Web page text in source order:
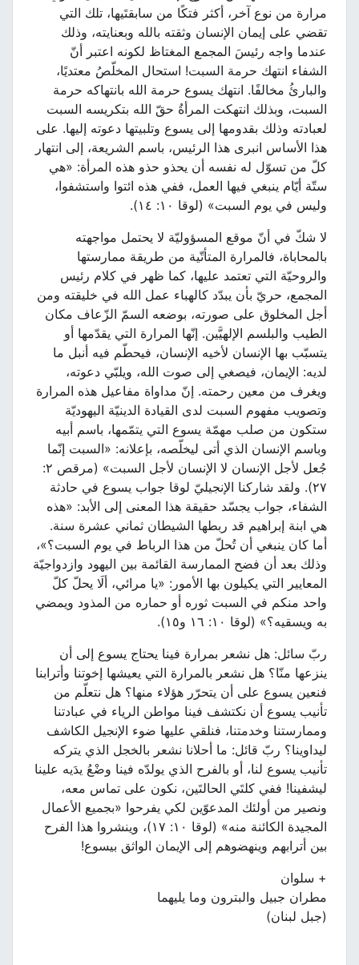
مرارة من نوع آخر، أكثر فتكًا من سابقتَيها، تلك التي
تقضي على إيمان الإنسان وثقته بالله وبعنايته، وذلك
عندما واجه رئيسَ المجمع المغتاظ لكونه اعتبر أنّ
الشفاء انتهك حرمة السبت! استحال المخلّصُ معتديًا،
والبارئُ مخالفًا. انتهك يسوع حرمة الله بانتهاكه حرمة
السبت، وبذلك انتهكت المرأةُ حقّ الله بتكريسه السبت
لعبادته وذلك بقدومها إلى يسوع وتلبيتها دعوته إليها. على
هذا الأساس انبرى هذا الرئيس، باسم الشريعة، إلى انتهار
كلّ من تسوّل له نفسه أن يحذو حذو هذه المرأة: «هي
ستّة أيّام ينبغي فيها العمل، ففي هذه ائتوا واستشفوا،
وليس في يوم السبت» (لوقا ١٠: ١٤).
لا شكّ في أنّ موقع المسؤوليّة لا يحتمل مواجهته
بالمحاباة، فالمرارة المتأتّية من طريقة ممارستها
والروحيّة التي تعتمد عليها، كما ظهر في كلام رئيس
المجمع، حريّ بأن يبدّد كالهباء عمل الله في خليقته ومن
أجل المخلوق على صورته، بوضعه السمّ الزّعاف مكان
الطيب والبلسم الإلهيَّين. إنّها المرارة التي يقدّمها أو
يتسبّب بها الإنسان لأخيه الإنسان، فيحطّم فيه أنبل ما
لديه: الإيمان، فيصغي إلى صوت الله، ويلبّي دعوته،
ويغرف من معين رحمته. إنّ مداواة مفاعيل هذه المرارة
وتصويب مفهوم السبت لدى القيادة الدينيّة اليهوديّة
ستكون من صلب مهمّة يسوع التي يتمّمها، باسم أبيه
وباسم الإنسان الذي أتى ليخلّصه، بإعلانه: «السبت إنّما
٢٧). ولقد شاركنا الإنجيليّ لوقا جواب يسوع في حادثة
الشفاء، جواب يجسّد حقيقة هذا المعنى إلى الأبد: «هذه
هي ابنة إبراهيم قد ربطها الشيطان ثماني عشرة سنة.
أما كان ينبغي أن تُحلّ من هذا الرباط في يوم السبت؟»،
وذلك بعد أن فضح الممارسة القائمة بين اليهود وازدواجيّة
المعايير التي يكيلون بها الأمور: «يا مرائي، ألَا يحلّ كلّ
واحد منكم في السبت ثوره أو حماره من المذود ويمضي
به ويسقيه؟» (لوقا ١٠: ١٦ و١٥).
ربّ سائل: هل نشعر بمرارة فينا يحتاج يسوع إلى أن
ينزعها منّا؟ هل نشعر بالمرارة التي يعيشها إخوتنا وأترابنا
فنعين يسوع على أن يتحرّر هؤلاء منها؟ هل نتعلّم من
تأنيب يسوع أن نكتشف فينا مواطن الرياء في عبادتنا
وممارستنا وخدمتنا، فنلقي عليها ضوء الإنجيل الكاشف
ليداوينا؟ ربّ قائل: ما أحلانا نشعر بالخجل الذي يتركه
تأنيب يسوع لنا، أو بالفرح الذي يولدّه فينا وضْعُ يدَيه علينا
ليشفينا! ففي كلتَي الحالتَين، نكون على تماس معه،
ونصير من أولئك المدعوّين لكي يفرحوا «بجميع الأعمال
المجيدة الكائنة منه» (لوقا ١٠: ١٧)، وينشروا هذا الفرح
بين أترابهم وينهضوهم إلى الإيمان الواثق بيسوع!
+ سلوان
مطران جبيل والبترون وما يليهما
(جبل لبنان)